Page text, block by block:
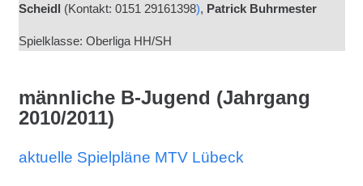
Scheidl (Kontakt: 0151 29161398), Patrick Buhrmester
Spielklasse: Oberliga HH/SH
männliche B-Jugend (Jahrgang
2010/2011)
aktuelle Spielpläne MTV Lübeck